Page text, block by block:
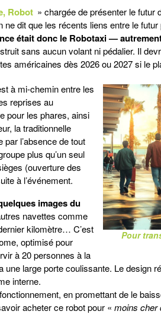
Robot » chargée de présenter le futur
ne dit que les récents liens entre le
était donc le Robotaxi —
sans aucun volant ni pédalier. Il
américaines dès 2026 ou 2027 si le
Pour
à mi-chemin entre les
reprises au
pour les phares, ainsi
la traditionnelle
l’absence de tout
plus qu’un seul
(ouverture des
à l’événement.
images du
navettes comme
kilomètre… C’est
optimisé pour
à 20 personnes à la
large porte coulissante. Le design
interne.
en promettant de le
acheter ce robot pour « moins cher